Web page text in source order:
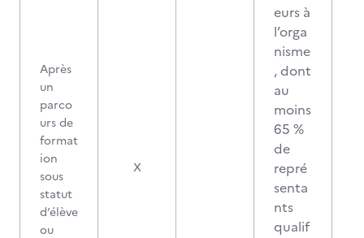
Après
un
parco
urs de
format
ion
sous
statut
d’élève
ou
X
eurs à
l’orga
nisme
, dont
au
moins
65 %
de
repré
senta
nts
qualif